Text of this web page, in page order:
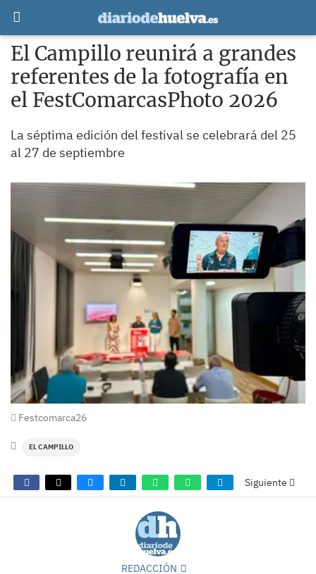
El Campillo reunirá a grandes
referentes de la fotografía en
el FestComarcasPhoto 2026
La séptima edición del festival se celebrará del 25
al 27 de septiembre
Festcomarca26
EL CAMPILLO
Siguiente
REDACCIÓN